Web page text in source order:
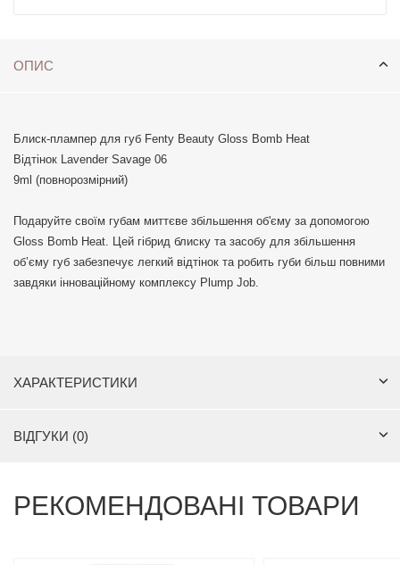
ОПИС
Блиск-плампер для губ Fenty Beauty Gloss Bomb Heat
Відтінок Lavender Savage 06
9ml (повнорозмірний)
Подаруйте своїм губам миттєве збільшення об'єму за допомогою
Gloss Bomb Heat. Цей гібрид блиску та засобу для збільшення
об’єму губ забезпечує легкий відтінок та робить губи більш повними
завдяки інноваційному комплексу Plump Job.
ХАРАКТЕРИСТИКИ
ВІДГУКИ (0)
РЕКОМЕНДОВАНІ ТОВАРИ